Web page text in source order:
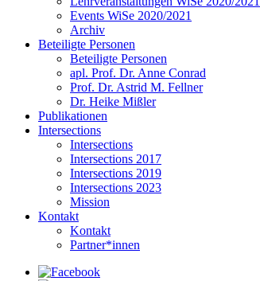
Events WiSe 2020/2021
Archiv
Beteiligte Personen
Beteiligte Personen
apl. Prof. Dr. Anne Conrad
Prof. Dr. Astrid M. Fellner
Dr. Heike Mißler
Publikationen
Intersections
Intersections
Intersections 2017
Intersections 2019
Intersections 2023
Mission
Kontakt
Kontakt
Partner*innen